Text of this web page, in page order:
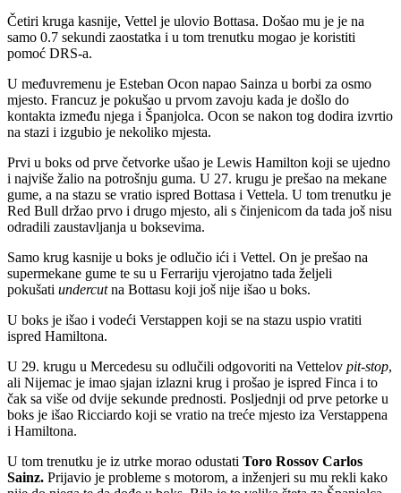
Četiri kruga kasnije, Vettel je ulovio Bottasa. Došao mu je je na
samo 0.7 sekundi zaostatka i u tom trenutku mogao je koristiti
pomoć DRS-a.
U međuvremenu je Esteban Ocon napao Sainza u borbi za osmo
mjesto. Francuz je pokušao u prvom zavoju kada je došlo do
kontakta između njega i Španjolca. Ocon se nakon tog dodira izvrtio
na stazi i izgubio je nekoliko mjesta.
Prvi u boks od prve četvorke ušao je Lewis Hamilton koji se ujedno
i najviše žalio na potrošnju guma. U 27. krugu je prešao na mekane
gume, a na stazu se vratio ispred Bottasa i Vettela. U tom trenutku je
Red Bull držao prvo i drugo mjesto, ali s činjenicom da tada još nisu
odradili zaustavljanja u boksevima.
Samo krug kasnije u boks je odlučio ići i Vettel. On je prešao na
supermekane gume te su u Ferrariju vjerojatno tada željeli
pokušati undercutna Bottasu koji još nije išao u boks.
U boks je išao i vodeći Verstappen koji se na stazu uspio vratiti
ispred Hamiltona.
U 29. krugu u Mercedesu su odlučili odgovoriti na Vettelov pit-stop,
ali Nijemac je imao sjajan izlazni krug i prošao je ispred Finca i to
čak sa više od dvije sekunde prednosti. Posljednji od prve petorke u
boks je išao Ricciardo koji se vratio na treće mjesto iza Verstappena
i Hamiltona.
U tom trenutku je iz utrke morao odustati Toro Rossov Carlos
Sainz. Prijavio je probleme s motorom, a inženjeri su mu rekli kako